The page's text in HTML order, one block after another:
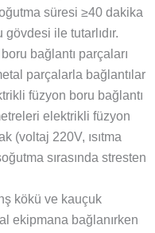
süresi ≥40 dakika
ile tutarlıdır.
bağlantı parçaları
parçalarla bağlantılar
füzyon boru bağlantı
elektrikli füzyon
(voltaj 220V, ısıtma
sırasında stresten
kökü ve kauçuk
ekipmana bağlanırken